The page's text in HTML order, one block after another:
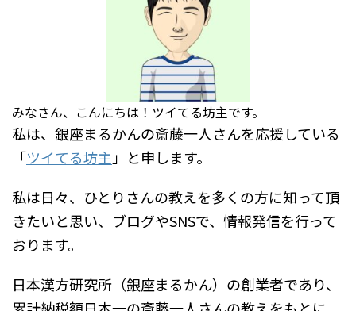
みなさん、こんにちは！ツイてる坊主です。
私は、銀座まるかんの斎藤一人さんを応援している
「ツイてる坊主 」と申します。
私は日々、ひとりさんの教えを多くの方に知って頂
きたいと思い、ブログやSNSで、情報発信を行って
おります。
日本漢方研究所（銀座まるかん）の創業者であり、